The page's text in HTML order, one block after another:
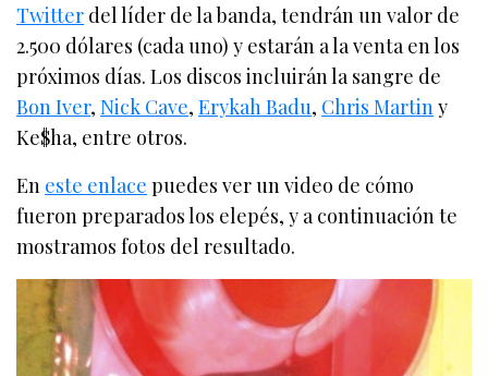
Twitter del líder de la banda, tendrán un valor de
2.500 dólares (cada uno) y estarán a la venta en los
próximos días. Los discos incluirán la sangre de
Bon Iver,Nick Cave,Erykah Badu, Chris Martiny
Ke$ha, entre otros.
En este enlace puedes ver un video de cómo
fueron preparados los elepés, y a continuación te
mostramos fotos del resultado.